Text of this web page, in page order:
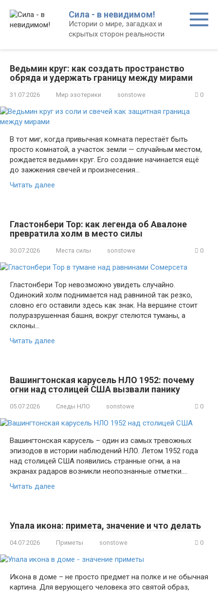
контенту
Сила - в невидимом!
Истории о мире, загадках и
скрытых сторон реальности
Ведьмин круг: как создать пространство
обряда и удержать границу между мирами
31.07.2026 Мир эзотерики sonstowe 0
В тот миг, когда привычная комната перестаёт быть
просто комнатой, а участок земли — случайным местом,
рождается ведьмин круг. Его создание начинается ещё
до зажжения свечей и произнесения…
Читать далее
Гластонбери Тор: как легенда об Авалоне
превратила холм в место силы
30.07.2026 Места силы sonstowe 0
Гластонбери Тор невозможно увидеть случайно.
Одинокий холм поднимается над равниной так резко,
словно его оставили здесь как знак. На вершине стоит
полуразрушенная башня, вокруг стелются туманы, а
склоны…
Читать далее
Вашингтонская карусель НЛО 1952: почему
огни над столицей США вызвали панику
05.07.2026 Следы НЛО sonstowe 0
Вашингтонская карусель – один из самых тревожных
эпизодов в истории наблюдений НЛО. Летом 1952 года
над столицей США появились странные огни, а на
экранах радаров возникли неопознанные отметки….
Читать далее
Упала икона: примета, значение и что делать
04.07.2026 Приметы sonstowe 0
Икона в доме – не просто предмет на полке и не обычная
картина. Для верующего человека это святой образ,